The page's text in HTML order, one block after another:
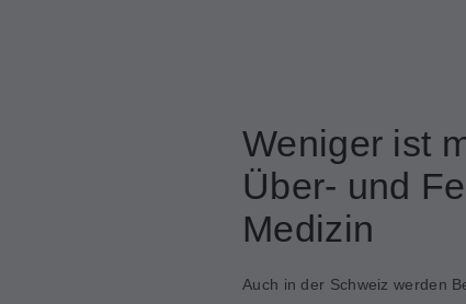
Weniger ist
Über- und
Medizin
Auch in der Schweiz werden